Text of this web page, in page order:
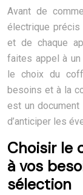
Avant de
électrique précis
et de chaque
faites appel à
le choix du
besoins et à la
est un
d’anticiper les
Choisir le
à vos
sélection